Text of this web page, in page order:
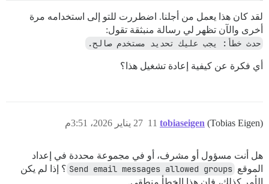
لقد كان هذا يعمل من أجلنا. اضطررت للتو إلى استخدامه مرة
أخرى والآن تظهر لي رسالة منبثقة تقول:
حدث خطأ: يجب عليك تحديد مستخدم صالح.
أي فكرة عن كيفية إعادة تشغيل هذا؟
tobiaseigen (Tobias Eigen) 27 يناير 2026، 3:51م 11
هل أنت مسؤول أو مشرف، أو في مجموعة محددة في إعداد
الموقع Send email messages allowed groups ؟ إذا لم يكن